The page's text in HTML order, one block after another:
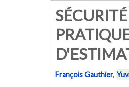
François Gauthier,